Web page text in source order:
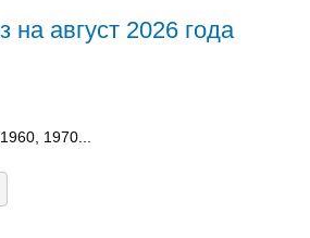
на август 2026 года
1970...